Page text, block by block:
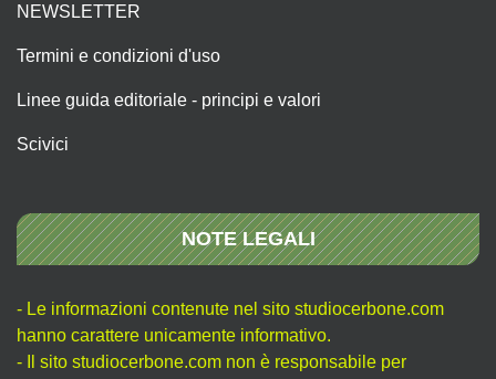
NEWSLETTER
Termini e condizioni d'uso
Linee guida editoriale - principi e valori
Scivici
NOTE LEGALI
- Le informazioni contenute nel sito studiocerbone.com
hanno carattere unicamente informativo.
- Il sito studiocerbone.com non è responsabile per